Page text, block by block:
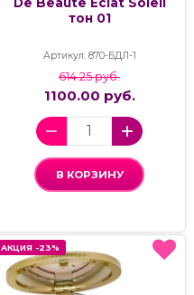
тон 01
Артикул: 870-БДЛ-1
614.25 руб.
1100.00 руб.
В КОРЗИНУ
АКЦИЯ -23%
АКЦИЯ -23%